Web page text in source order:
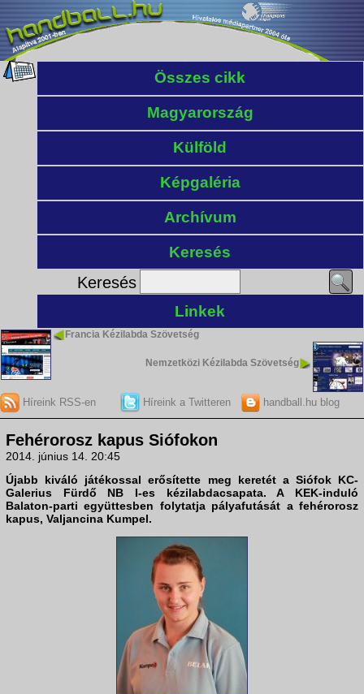
Összes cikk
Magyarország
Külföld
Képgaléria
Archívum
Keresés
Keresés
Linkek
Francia Kézilabda Szövetség
Nemzetközi Kézilabda Szövetség
Híreink RSS-en Híreink a Twitteren handball.hu blog
Fehérorosz kapus Siófokon
2014. június 14. 20:45
Újabb kiváló játékossal erősítette meg keretét a Siófok KC-
Galerius Fürdő NB I-es kézilabdacsapata. A KEK-induló
Balaton-parti együttesben folytatja pályafutását a fehérorosz
kapus, Valjancina Kumpel.